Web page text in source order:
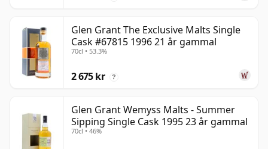
Glen Grant The Exclusive Malts Single
Cask #67815 1996 21 år gammal
70cl • 53.3%
2 675 kr ?
Glen Grant Wemyss Malts - Summer
Sipping Single Cask 1995 23 år gammal
70cl • 46%